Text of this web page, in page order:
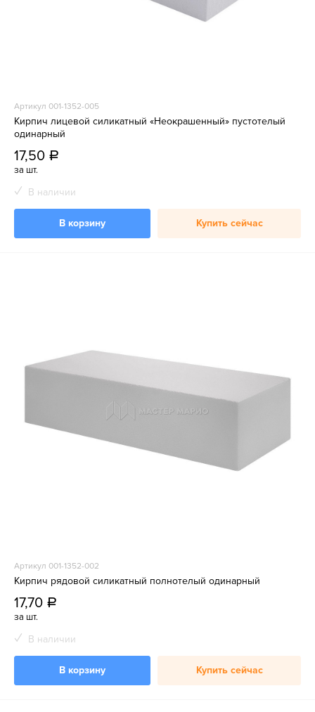
Артикул 001-1352-005
Кирпич лицевой силикатный «Неокрашенный» пустотелый
одинарный
17,50 a
за шт.
В наличии
В корзину Купить сейчас
Артикул 001-1352-002
Кирпич рядовой силикатный полнотелый одинарный
17,70 a
за шт.
В наличии
В корзину Купить сейчас